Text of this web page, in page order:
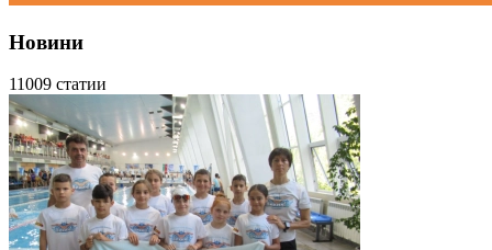
Новини
11009 статии